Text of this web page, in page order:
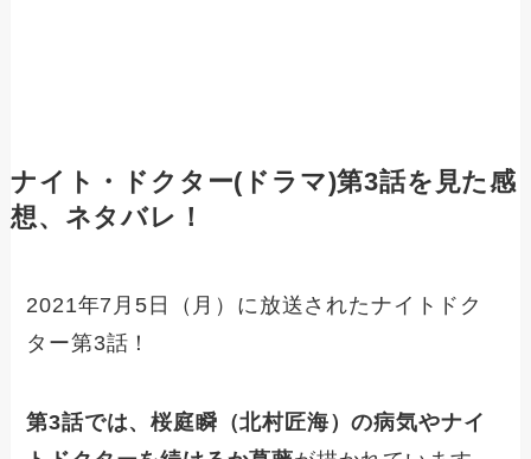
ナイト・ドクター(ドラマ)第3話を見た感
想、ネタバレ！
2021年7月5日（月）に放送されたナイトドク
ター第3話！
第3話では、桜庭瞬（北村匠海）の病気やナイ